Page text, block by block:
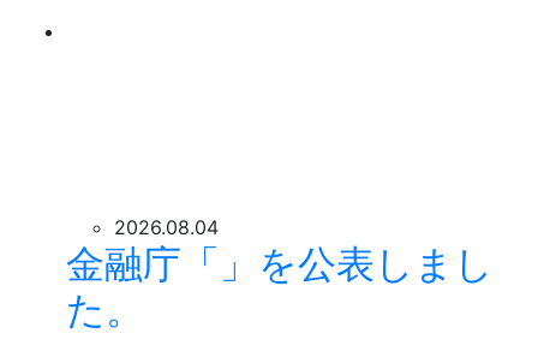
2026.08.04
金融庁「」を公表しまし
た。